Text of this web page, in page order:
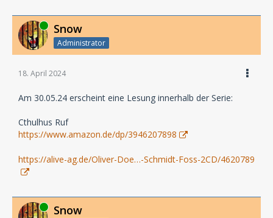
Online Snow
Administrator
18. April 2024
Am 30.05.24 erscheint eine Lesung innerhalb der Serie:
Cthulhus Ruf
https://www.amazon.de/dp/3946207898
https://alive-ag.de/Oliver-Doe…-Schmidt-Foss-2CD/4620789
Online Snow